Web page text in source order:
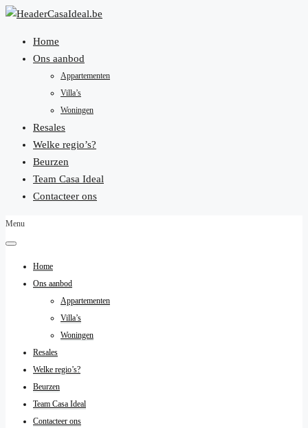
Home
Ons aanbod
Appartementen
Villa’s
Woningen
Resales
Welke regio’s?
Beurzen
Team Casa Ideal
Contacteer ons
Menu
Home
Ons aanbod
Appartementen
Villa’s
Woningen
Resales
Welke regio’s?
Beurzen
Team Casa Ideal
Contacteer ons